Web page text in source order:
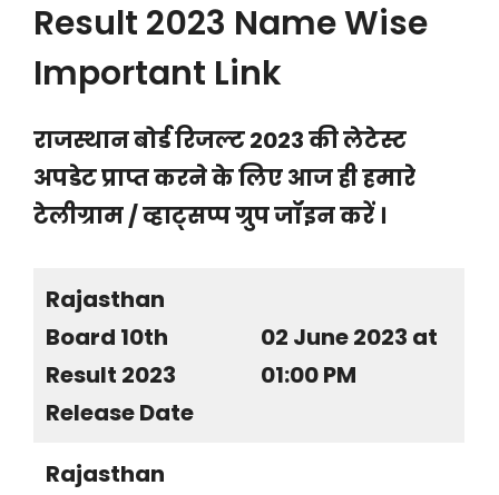
Result 2023 Name Wise
Important Link
राजस्थान बोर्ड रिजल्ट 2023 की लेटेस्ट
अपडेट प्राप्त करने के लिए आज ही हमारे
टेलीग्राम / व्हाट्सप्प ग्रुप जॉइन करें ।
Rajasthan
Board 10th
Result 2023
Release Date
02 June 2023 at
01:00 PM
Rajasthan